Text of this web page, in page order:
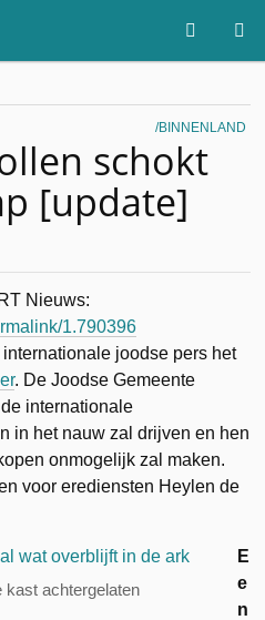
BINNENLAND
schokt
[update]
Nieuws:
1.790396
joodse pers het
. De Joodse Gemeente
internationale
in het nauw zal drijven en hen
onmogelijk zal maken.
voor erediensten Heylen de
kast achtergelaten
E
e
n